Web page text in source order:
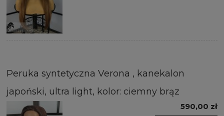
Peruka syntetyczna Verona , kanekalon
japoński, ultra light, kolor: ciemny brąz
590,00 zł